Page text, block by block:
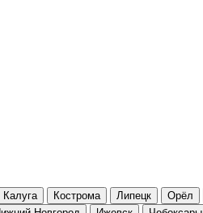
Калуга Кострома Липецк Орёл